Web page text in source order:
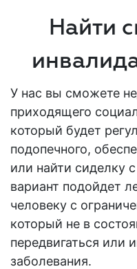
Найти
У нас вы сможете
приходящего
который будет
подопечного,
или найти сиделку
вариант подойдет
человеку с
который не в
передвигаться или
заболевания.